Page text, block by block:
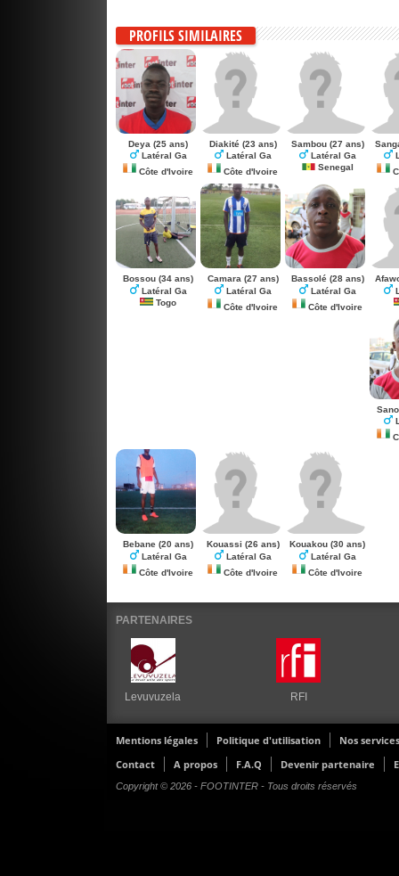
PROFILS SIMILAIRES
Deya (25 ans)
Latéral Ga
Côte d'Ivoire
Diakité (23 ans)
Latéral Ga
Côte d'Ivoire
Sambou(27 ans)
Latéral Ga
Senegal
Bossou (34 ans)
Latéral Ga
Togo
Camara(27 ans)
Latéral Ga
Côte d'Ivoire
Bassolé(28 ans)
Latéral Ga
Côte d'Ivoire
Bebane (20 ans)
Latéral Ga
Côte d'Ivoire
Kouassi (26 ans)
Latéral Ga
Côte d'Ivoire
Kouakou (30 ans)
Latéral Ga
Côte d'Ivoire
PARTENAIRES
Levuvuzela RFI
Mentions légales Politique d'utilisation
Nos services
Contact
A propos F.A.Q Devenir partenaire
Copyright © 2026 - FOOTINTER - Tous droits réservés